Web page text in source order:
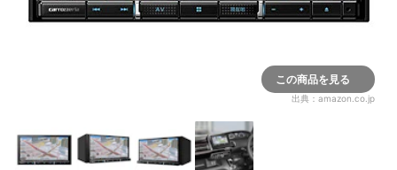
この商品を見る
出典： amazon.co.jp